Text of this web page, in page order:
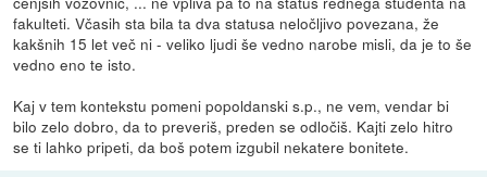
fakulteti. Včasih sta bila ta dva statusa neločljivo povezana, že
kakšnih 15 let več ni - veliko ljudi še vedno narobe misli, da je to še
vedno eno te isto.
Kaj v tem kontekstu pomeni popoldanski s.p., ne vem, vendar bi
bilo zelo dobro, da to preveriš, preden se odločiš. Kajti zelo hitro
se ti lahko pripeti, da boš potem izgubil nekatere bonitete.